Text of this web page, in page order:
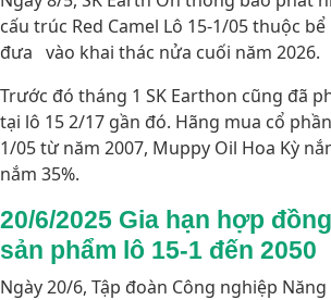
cấu trúc Red Camel Lô 15-1/05 thuộc
đưa vào khai thác nửa cuối năm 2026.
Trước đó tháng 1 SK Earthon cũng đã
tại lô 15 2/17 gần đó. Hãng mua cổ
1/05 từ năm 2007, Muppy Oil Hoa Kỳ
nắm 35%.
20/6/2025 Gia hạn hợp
sản phẩm lô 15-1 đến 2050
Ngày 20/6, Tập đoàn Công nghiệp